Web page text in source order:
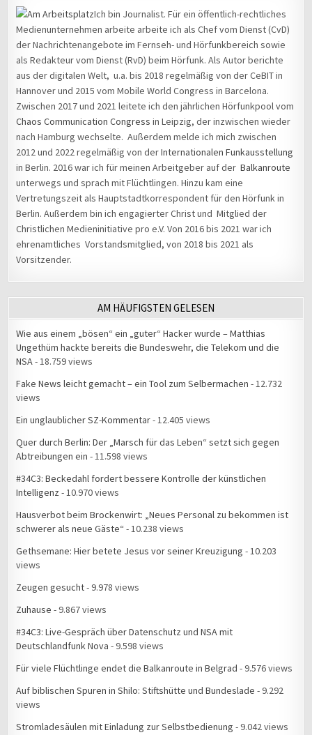
Ich bin Journalist. Für ein öffentlich-rechtliches
Medienunternehmen arbeite arbeite ich als Chef vom Dienst (CvD)
der Nachrichtenangebote im Fernseh- und Hörfunkbereich sowie
als Redakteur vom Dienst (RvD) beim Hörfunk. Als Autor berichte
aus der digitalen Welt, u.a. bis 2018 regelmäßig von der CeBIT in
Hannover und 2015 vom Mobile World Congress in Barcelona.
Zwischen 2017 und 2021 leitete ich den jährlichen Hörfunkpool vom
Chaos Communication Congress in Leipzig, der inzwischen wieder
nach Hamburg wechselte. Außerdem melde ich mich zwischen
2012 und 2022 regelmäßig von derInternationalen Funkausstellung
in Berlin. 2016 war ich für meinen Arbeitgeber auf derBalkanroute
unterwegs und sprach mit Flüchtlingen. Hinzu kam eine
Vertretungszeit als Hauptstadtkorrespondent für den Hörfunk in
Berlin. Außerdem bin ich engagierter Christ und Mitglied der
Christlichen Medieninitiative pro e.V. Von 2016 bis 2021 war ich
ehrenamtliches Vorstandsmitglied, von 2018 bis 2021 als
Vorsitzender.
AM HÄUFIGSTEN GELESEN
Wie aus einem „bösen“ ein „guter“ Hacker wurde – Matthias
Ungethüm hackte bereits die Bundeswehr, die Telekom und die
NSA- 18.759 views
Fake News leicht gemacht – ein Tool zum Selbermachen - 12.732
views
Ein unglaublicher SZ-Kommentar- 12.405 views
Quer durch Berlin: Der „Marsch für das Leben“ setzt sich gegen
Abtreibungen ein - 11.598 views
#34C3: Beckedahl fordert bessere Kontrolle der künstlichen
Intelligenz - 10.970 views
Hausverbot beim Brockenwirt: „Neues Personal zu bekommen ist
schwerer als neue Gäste“ - 10.238 views
Gethsemane: Hier betete Jesus vor seiner Kreuzigung - 10.203
views
Zeugen gesucht- 9.978 views
Zuhause - 9.867 views
#34C3: Live-Gespräch über Datenschutz und NSA mit
Deutschlandfunk Nova - 9.598 views
Für viele Flüchtlinge endet die Balkanroute in Belgrad - 9.576 views
Auf biblischen Spuren in Shilo: Stiftshütte und Bundeslade - 9.292
views
Stromladesäulen mit Einladung zur Selbstbedienung - 9.042 views